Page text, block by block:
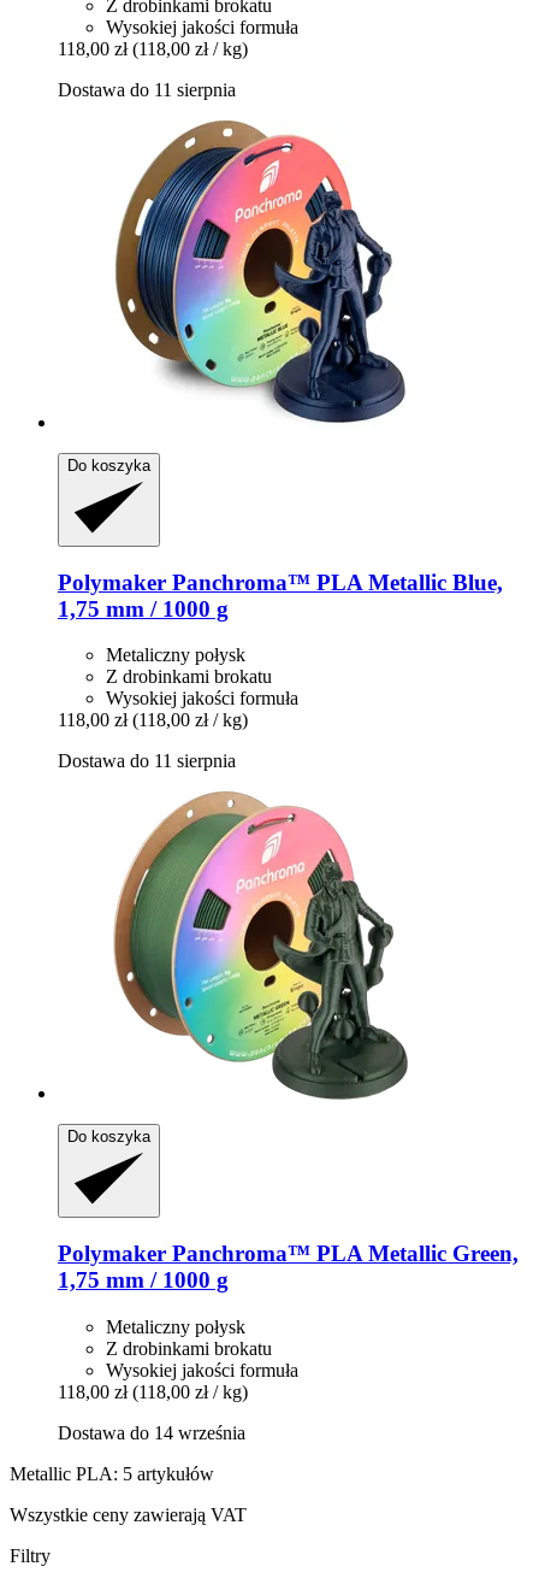
Z drobinkami brokatu
Wysokiej jakości formuła
118,00 zł (118,00 zł / kg)
Dostawa do 11 sierpnia
Do koszyka
Polymaker Panchroma™ PLA Metallic Blue,
1,75 mm / 1000 g
Metaliczny połysk
Z drobinkami brokatu
Wysokiej jakości formuła
118,00 zł (118,00 zł / kg)
Dostawa do 11 sierpnia
Do koszyka
Polymaker Panchroma™ PLA Metallic Green,
1,75 mm / 1000 g
Metaliczny połysk
Z drobinkami brokatu
Wysokiej jakości formuła
118,00 zł (118,00 zł / kg)
Dostawa do 14 września
Metallic PLA: 5 artykułów
Wszystkie ceny zawierają VAT
Filtry